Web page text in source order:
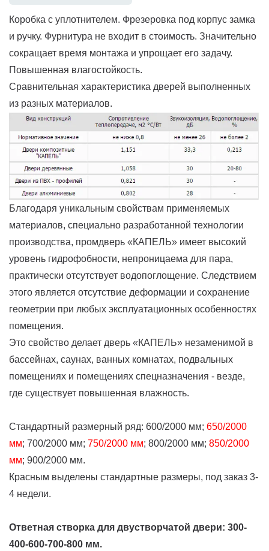
Коробка с уплотнителем. Фрезеровка под корпус замка
и ручку. Фурнитура не входит в стоимость. Значительно
сокращает время монтажа и упрощает его задачу.
Повышенная влагостойкость.
Сравнительная характеристика дверей выполненных
из разных материалов.
Благодаря уникальным свойствам применяемых
материалов, специально разработанной технологии
производства, промдверь «КАПЕЛЬ» имеет высокий
уровень гидрофобности, непроницаема для пара,
практически отсутствует водопоглощение. Следствием
этого является отсутствие деформации и сохранение
геометрии при любых эксплуатационных особенностях
помещения.
Это свойство делает дверь «КАПЕЛЬ» незаменимой в
бассейнах, саунах, ванных комнатах, подвальных
помещениях и помещениях спецназначения - везде,
где существует повышенная влажность.
Стандартный размерный ряд: 600/2000 мм; 650/2000
мм; 700/2000 мм; 750/2000 мм; 800/2000 мм; 850/2000
мм; 900/2000 мм.
Красным выделены стандартные размеры, под заказ 3-
4 недели.
Ответная створка для двустворчатой двери: 300-
400-600-700-800 мм.